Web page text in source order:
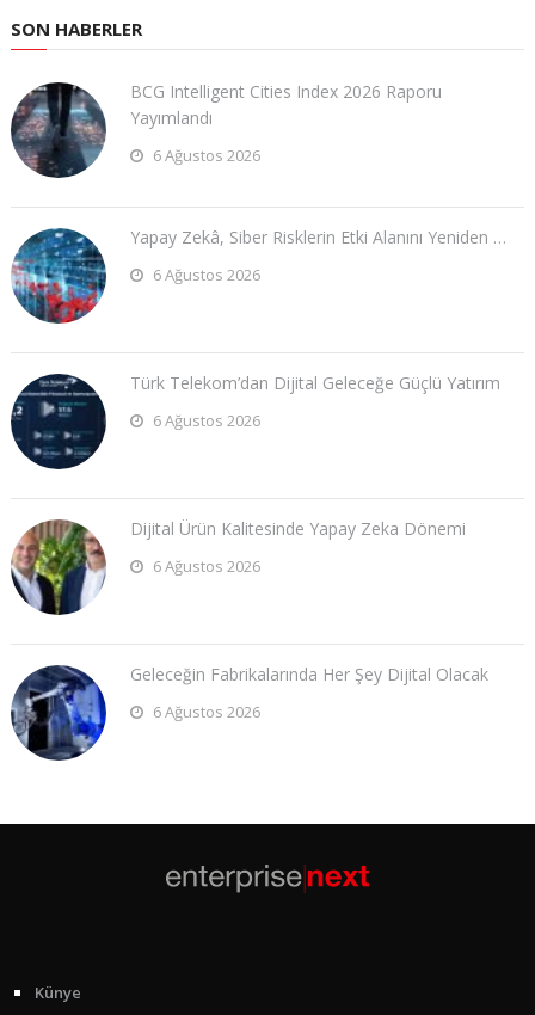
SON HABERLER
BCG Intelligent Cities Index 2026 Raporu
Yayımlandı
6 Ağustos 2026
Yapay Zekâ, Siber Risklerin Etki Alanını Yeniden …
6 Ağustos 2026
Türk Telekom’dan Dijital Geleceğe Güçlü Yatırım
6 Ağustos 2026
Dijital Ürün Kalitesinde Yapay Zeka Dönemi
6 Ağustos 2026
Geleceğin Fabrikalarında Her Şey Dijital Olacak
6 Ağustos 2026
Künye